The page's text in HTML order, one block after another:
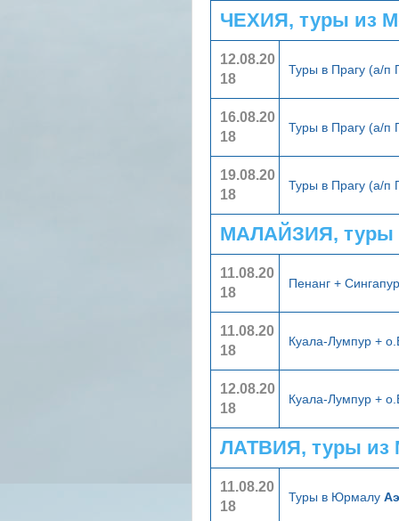
ЧЕХИЯ, туры из
12.08.20
18
Туры в Прагу (а/п
16.08.20
18
Туры в Прагу (а/п
19.08.20
18
Туры в Прагу (а/п
МАЛАЙЗИЯ, туры
11.08.20
18
Пенанг +
11.08.20
18
Куала-Лумпур +
12.08.20
18
Куала-Лумпур +
ЛАТВИЯ, туры из
11.08.20
18
Туры в Юрмалу